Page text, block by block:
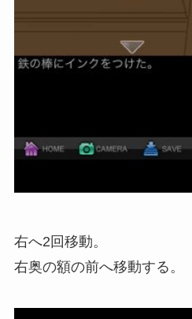
右へ2回移動。
右奥の額の前へ移動する。